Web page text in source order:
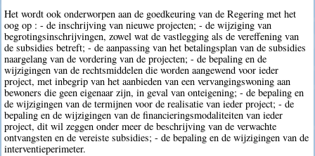
Het wordt ook onderworpen aan de goedkeuring van de Regering met het
oog op : - de inschrijving van nieuwe projecten; - de wijziging van
begrotingsinschrijvingen, zowel wat de vastlegging als de vereffening van
de subsidies betreft; - de aanpassing van het betalingsplan van de subsidies
naargelang van de vordering van de projecten; - de bepaling en de
wijzigingen van de rechtsmiddelen die worden aangewend voor ieder
project, met inbegrip van het aanbieden van een vervangingswoning aan
bewoners die geen eigenaar zijn, in geval van onteigening; - de bepaling en
de wijzigingen van de termijnen voor de realisatie van ieder project; - de
bepaling en de wijzigingen van de financieringsmodaliteiten van ieder
project, dit wil zeggen onder meer de beschrijving van de verwachte
ontvangsten en de vereiste subsidies; - de bepaling en de wijzigingen van de
interventieperimeter.